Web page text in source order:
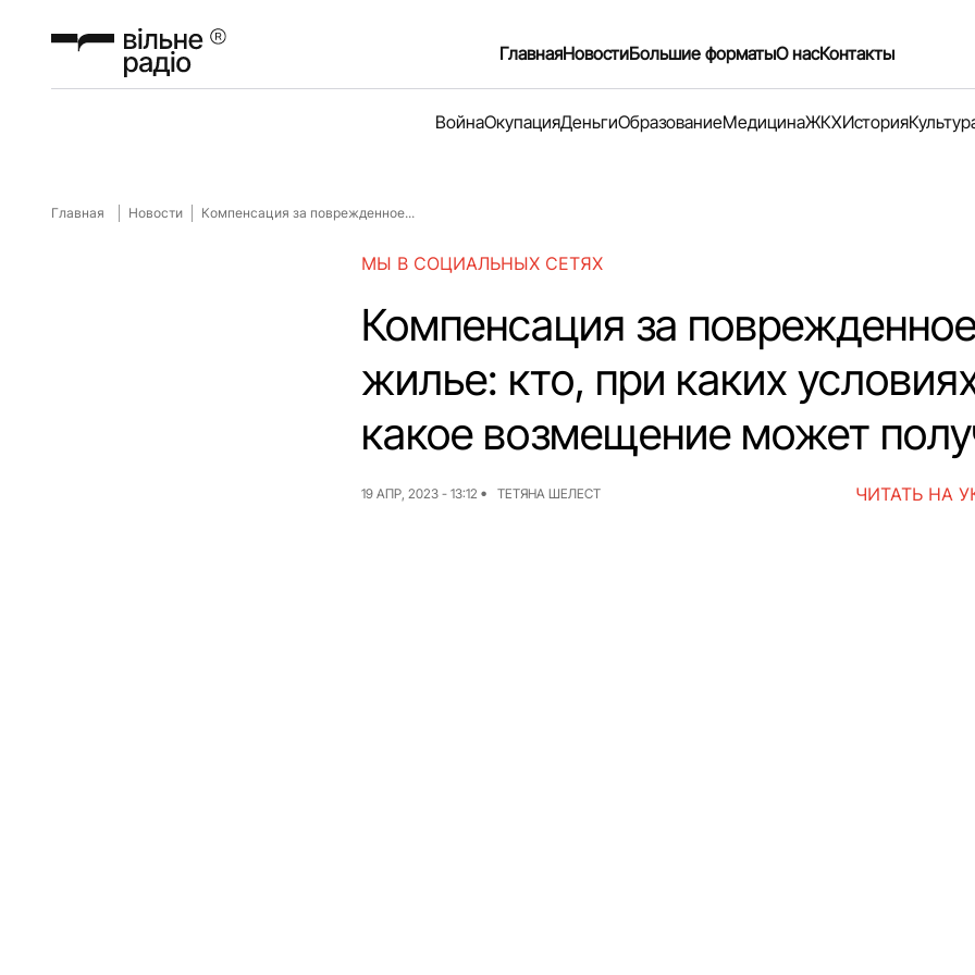
ГлавнаяНовостиБольшие форматыО насКонтакты
ВойнаОкупацияДеньгиОбразованиеМедицинаЖКХИстория
Главная Новости Компенсация за поврежденное...
МЫ В СОЦИАЛЬНЫХ СЕТЯХ
Компенсация за
жилье: кто, при каких
какое возмещение может
19 АПР, 2023 - 13:12 ТЕТЯНА ШЕЛЕСТ ЧИТАТЬ НА